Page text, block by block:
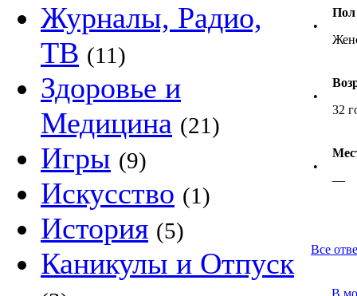
Журналы, Радио,
ТВ (11)
Здоровье и
Медицина (21)
Игры (9)
Искусство (1)
История (5)
Каникулы и Отпуск
•
Пол
•
32
•
—
Все
В